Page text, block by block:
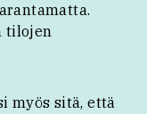
tilojen
myös sitä, että